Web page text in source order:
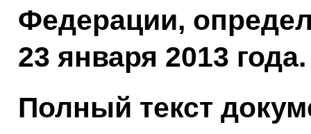
Федерации,
23 января 2013 года.
Полный текст